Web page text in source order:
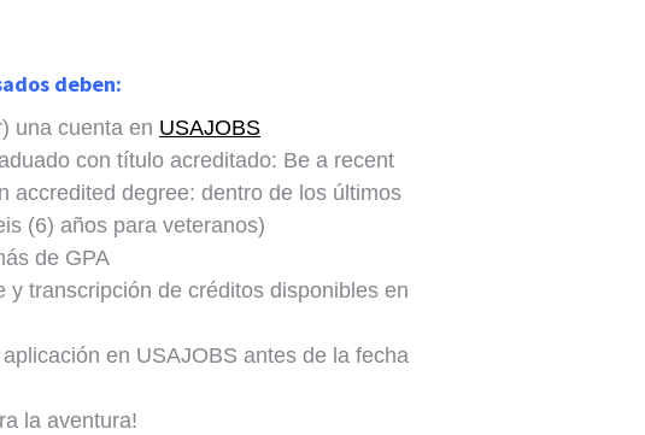
deben:
una cuenta en USAJOBS
con título acreditado: Be a recent
accredited degree: dentro de los últimos
(6) años para veteranos)
de GPA
transcripción de créditos disponibles en
en USAJOBS antes de la fecha
la aventura!